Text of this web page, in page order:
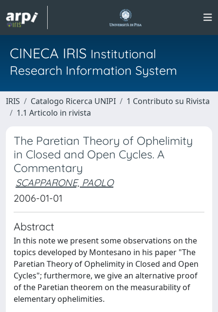
CINECA IRIS Institutional
Research Information System
IRIS Catalogo Ricerca UNIPI
1 Contributo su Rivista
1.1 Articolo in rivista
The Paretian Theory of Ophelimity
in Closed and Open Cycles. A
Commentary
SCAPPARONE, PAOLO
2006-01-01
Abstract
In this note we present some observations on the
topics developed by Montesano in his paper "The
Paretian Theory of Ophelimity in Closed and Open
Cycles"; furthermore, we give an alternative proof
of the Paretian theorem on the measurability of
elementary ophelimities.